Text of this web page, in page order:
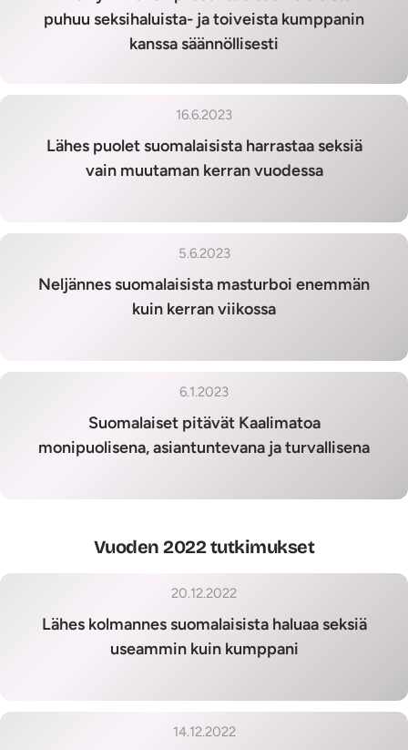
puhuu seksihaluista- ja toiveista kumppanin
kanssa säännöllisesti
Lähes puolet suomalaisista harrastaa seksiä
vain muutaman kerran vuodessa
16.6.2023
Neljännes suomalaisista masturboi enemmän
kuin kerran viikossa
5.6.2023
Suomalaiset pitävät Kaalimatoa
monipuolisena, asiantuntevana ja turvallisena
6.1.2023
Vuoden 2022 tutkimukset
Lähes kolmannes suomalaisista haluaa seksiä
useammin kuin kumppani
20.12.2022
14.12.2022